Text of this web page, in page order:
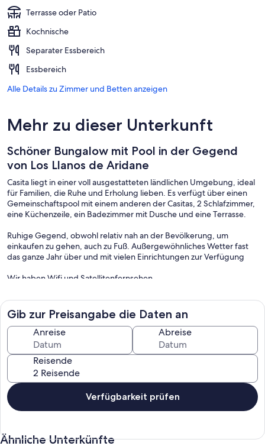
Terrasse oder Patio
Kochnische
Separater Essbereich
Essbereich
Alle Details zu Zimmer und Betten anzeigen
Mehr zu dieser Unterkunft
Schöner Bungalow mit Pool in der Gegend
von Los Llanos de Aridane
Casita liegt in einer voll ausgestatteten ländlichen Umgebung, ideal
für Familien, die Ruhe und Erholung lieben. Es verfügt über einen
Gemeinschaftspool mit einem anderen der Casitas, 2 Schlafzimmer,
eine Küchenzeile, ein Badezimmer mit Dusche und eine Terrasse.
Ruhige Gegend, obwohl relativ nah an der Bevölkerung, um
einkaufen zu gehen, auch zu Fuß. Außergewöhnliches Wetter fast
das ganze Jahr über und mit vielen Einrichtungen zur Verfügung
Wir haben Wifi und Satellitenfernsehen
Aktivitäten und Attraktionen:
Die besten Optionen dieser Insel sind die breiten Wanderwege,
Radwege, organisierten Ausflüge usw. Das La Casita liegt nur 1,2 km
von Los Llanos de Aridane entfernt, wo Sie einkaufen, spazieren
gehen, Freizeitbereiche besuchen oder unsere ausgezeichnete
Küche probieren können.
Sie haben auch Strände etwa 10 km wie Puerto de Naos oder 7 km
vom Hafen von Tazacorte entfernt, wo sie Aktivitäten wie Tauchen,
Segeln, Paragliding, Kajakfahren ... Es gibt mehrere Unternehmen
Aktivitäten, die in der Umgebung durchgeführt werden können:
Gib zur Preisangabe die Daten an
Anreise Abreise
Reisende
Verfügbarkeit prüfen
Ähnliche Unterkünfte